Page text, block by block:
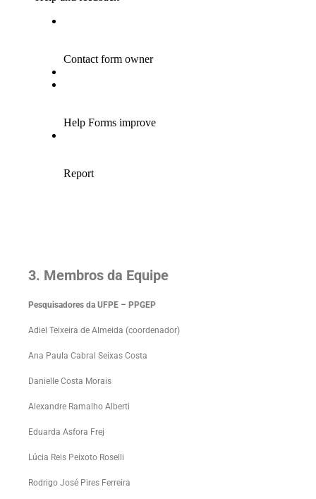
3. Membros da Equipe
Pesquisadores da UFPE – PPGEP
Adiel Teixeira de Almeida (coordenador)
Ana Paula Cabral Seixas Costa
Danielle Costa Morais
Alexandre Ramalho Alberti
Eduarda Asfora Frej
Lúcia Reis Peixoto Roselli
Rodrigo José Pires Ferreira